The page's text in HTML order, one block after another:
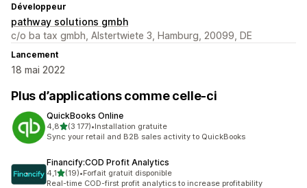
Développeur
pathway solutions gmbh
c/o ba tax gmbh, Alstertwiete 3, Hamburg, 20099, DE
Lancement
18 mai 2022
Plus d’applications comme celle-ci
QuickBooks Online
4,8étoile(s) sur 5
(3 177)
3177 avis au total
•Installation gratuite
Sync your retail and B2B sales activity to QuickBooks
Financify:COD Profit Analytics
4,1étoile(s) sur 5
(19)
19 avis au total
•Forfait gratuit disponible
Real-time COD-first profit analytics to increase profitability